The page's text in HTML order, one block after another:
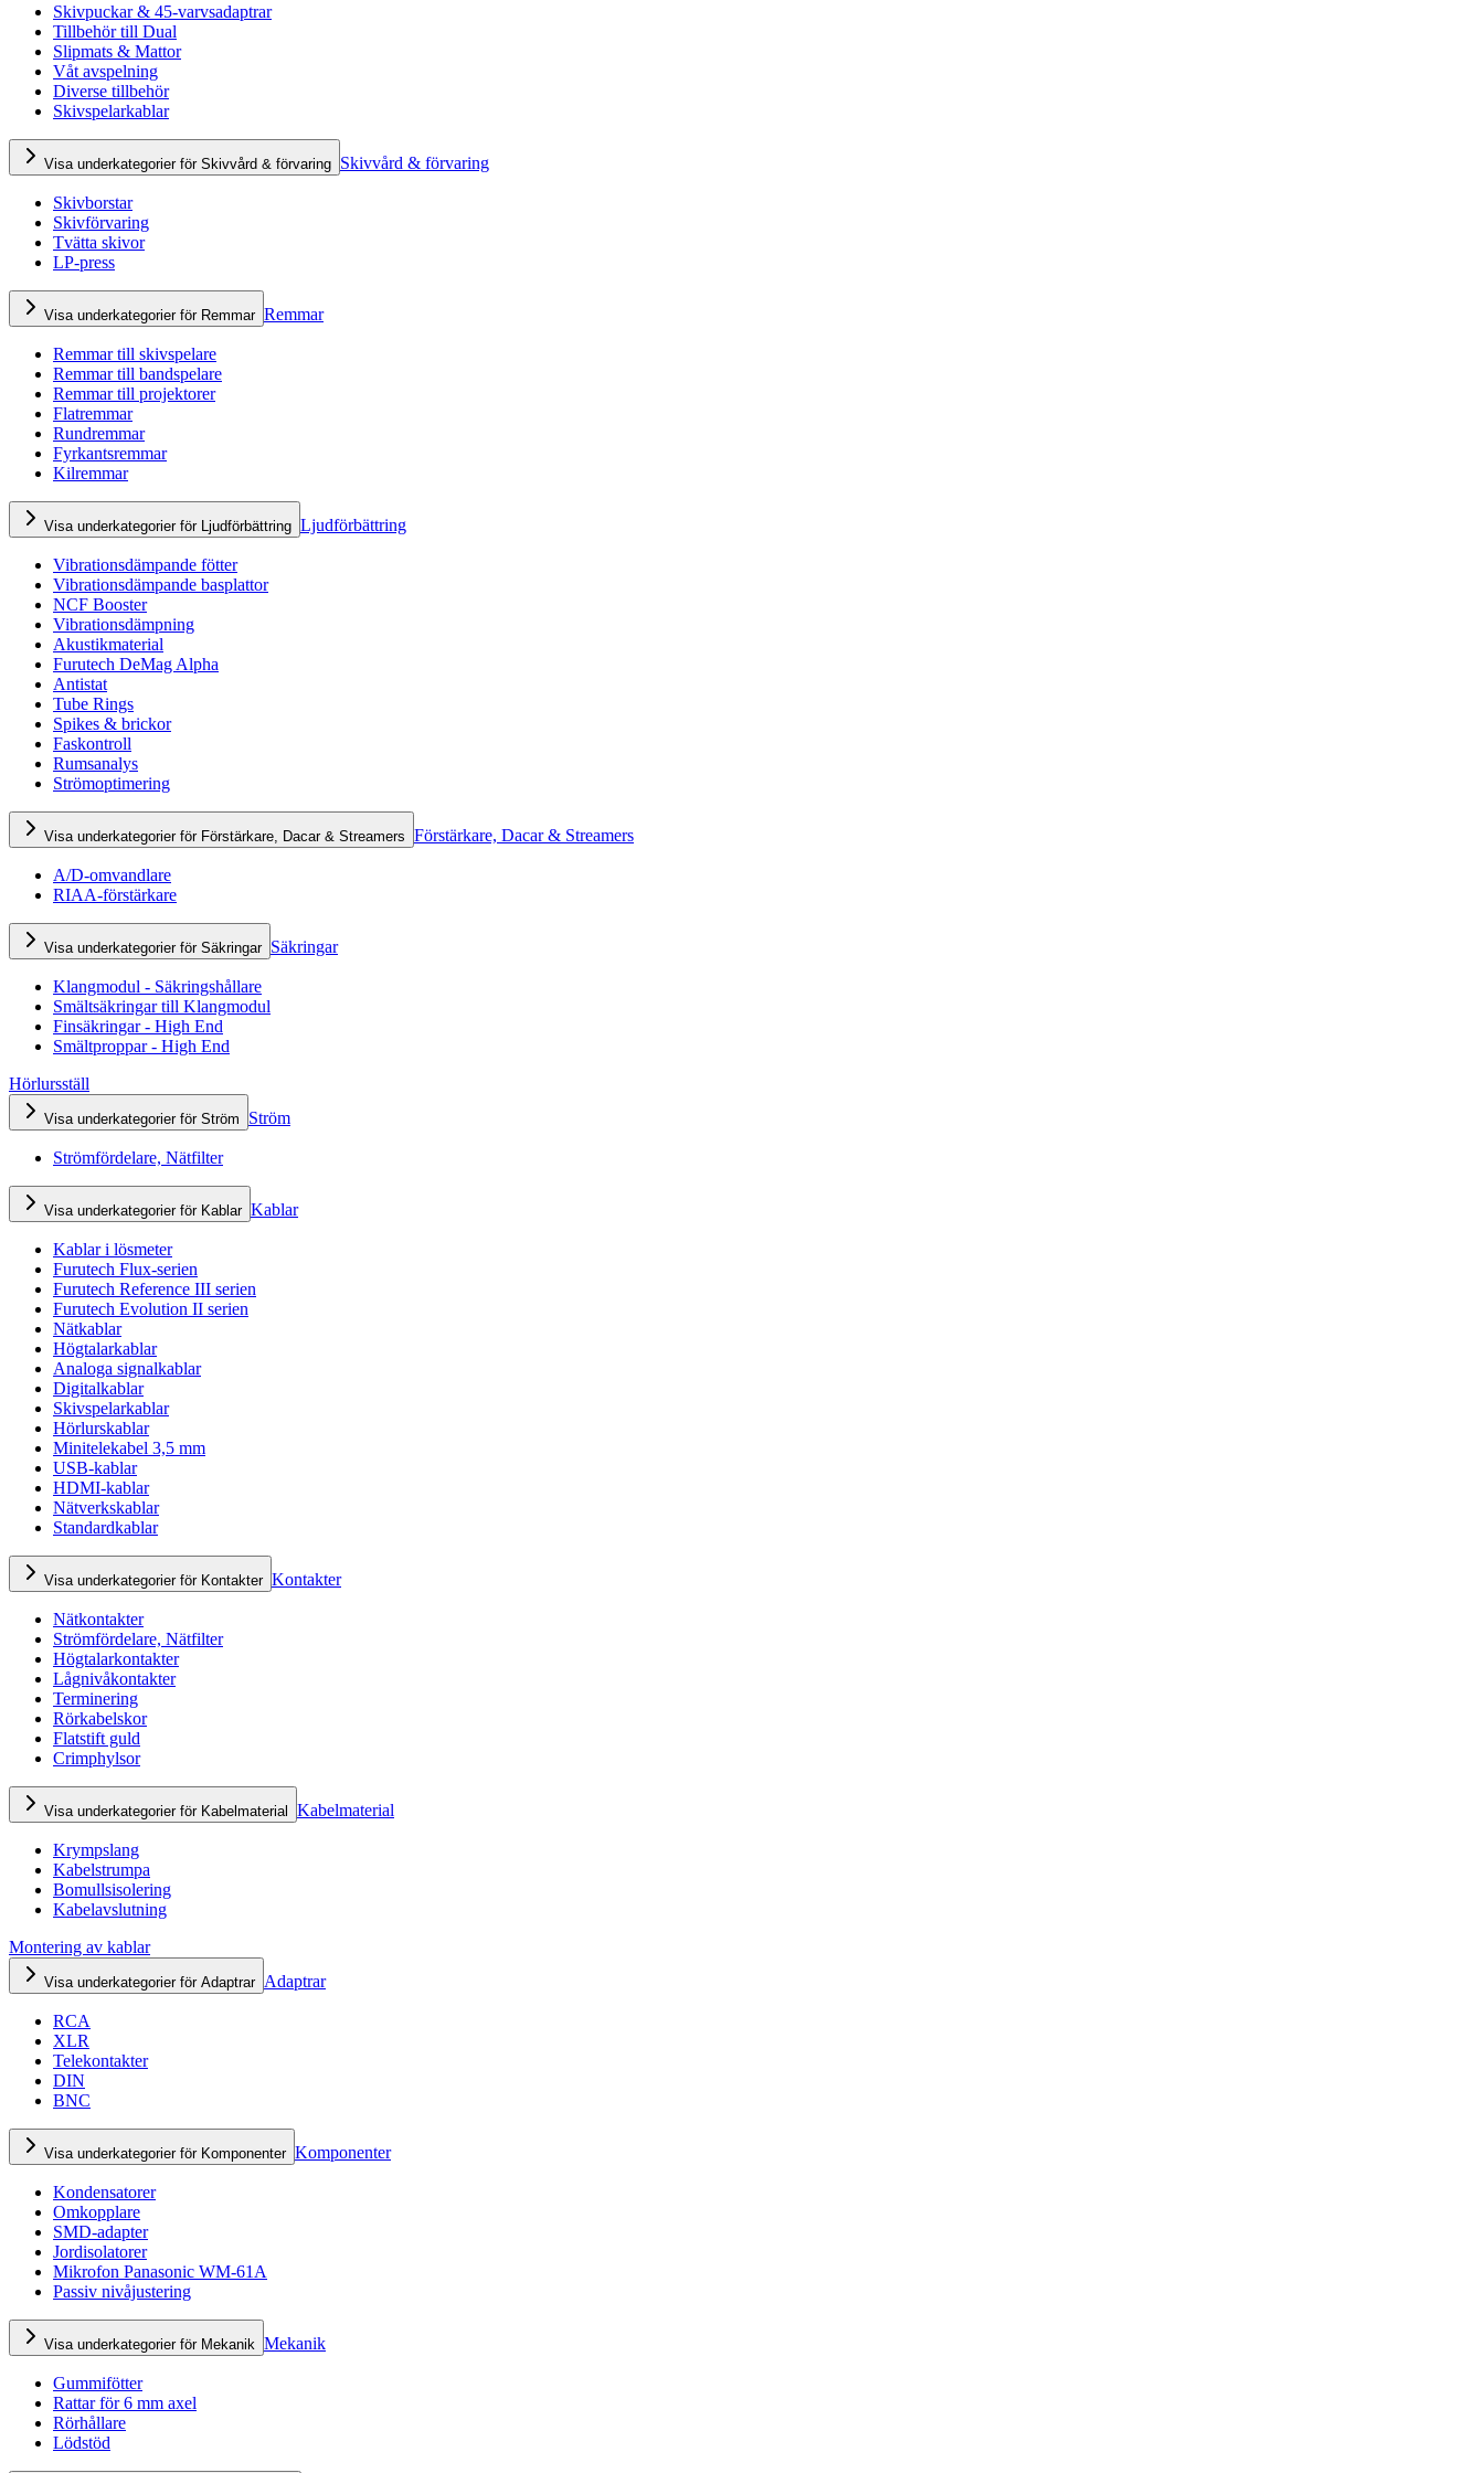
Skivpuckar & 45-varvsadaptrar
Tillbehör till Dual
Slipmats & Mattor
Våt avspelning
Diverse tillbehör
Skivspelarkablar
Visa underkategorier för Skivvård & förvaring Skivvård & förvaring
Skivborstar
Skivförvaring
Tvätta skivor
LP-press
Visa underkategorier för Remmar Remmar
Remmar till skivspelare
Remmar till bandspelare
Remmar till projektorer
Flatremmar
Rundremmar
Fyrkantsremmar
Kilremmar
Visa underkategorier för Ljudförbättring Ljudförbättring
Vibrationsdämpande fötter
Vibrationsdämpande basplattor
NCF Booster
Vibrationsdämpning
Akustikmaterial
Furutech DeMag Alpha
Antistat
Tube Rings
Spikes & brickor
Faskontroll
Rumsanalys
Strömoptimering
Visa underkategorier för Förstärkare, Dacar & Streamers Förstärkare, Dacar & Streamers
A/D-omvandlare
RIAA-förstärkare
Visa underkategorier för Säkringar Säkringar
Klangmodul - Säkringshållare
Smältsäkringar till Klangmodul
Finsäkringar - High End
Smältproppar - High End
Hörlursställ
Visa underkategorier för Ström Ström
Strömfördelare, Nätfilter
Visa underkategorier för Kablar Kablar
Kablar i lösmeter
Furutech Flux-serien
Furutech Reference III serien
Furutech Evolution II serien
Nätkablar
Högtalarkablar
Analoga signalkablar
Digitalkablar
Skivspelarkablar
Hörlurskablar
Minitelekabel 3,5 mm
USB-kablar
HDMI-kablar
Nätverkskablar
Standardkablar
Visa underkategorier för Kontakter Kontakter
Nätkontakter
Strömfördelare, Nätfilter
Högtalarkontakter
Lågnivåkontakter
Terminering
Rörkabelskor
Flatstift guld
Crimphylsor
Visa underkategorier för Kabelmaterial Kabelmaterial
Krympslang
Kabelstrumpa
Bomullsisolering
Kabelavslutning
Montering av kablar
Visa underkategorier för Adaptrar Adaptrar
RCA
XLR
Telekontakter
DIN
BNC
Visa underkategorier för Komponenter Komponenter
Kondensatorer
Omkopplare
SMD-adapter
Jordisolatorer
Mikrofon Panasonic WM-61A
Passiv nivåjustering
Visa underkategorier för Mekanik Mekanik
Gummifötter
Rattar för 6 mm axel
Rörhållare
Lödstöd